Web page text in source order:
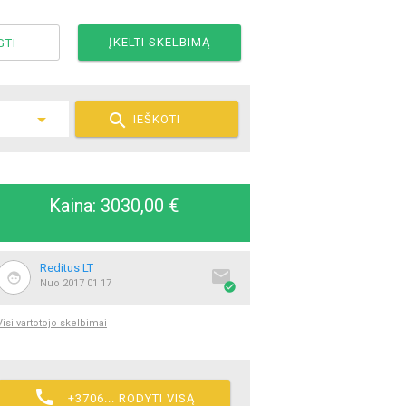
ĮKELTI SKELBIMĄ
 IEŠKOTI
Kaina: 3030,00 €
Reditus LT
Nuo 2017 01 17 

vartotojo skelbimai
 +3706... RODYTI VISĄ